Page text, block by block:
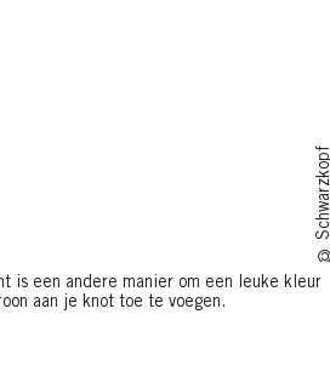
© Schwarzkopf
is een andere manier om een leuke kleur
aan je knot toe te voegen.